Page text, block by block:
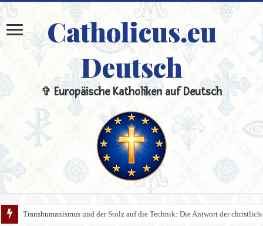
Catholicus.eu
Deutsch
✞ Europäische Katholiken auf Deutsch
Transhumanismus und der Stolz auf die Technik: Die Antwort der